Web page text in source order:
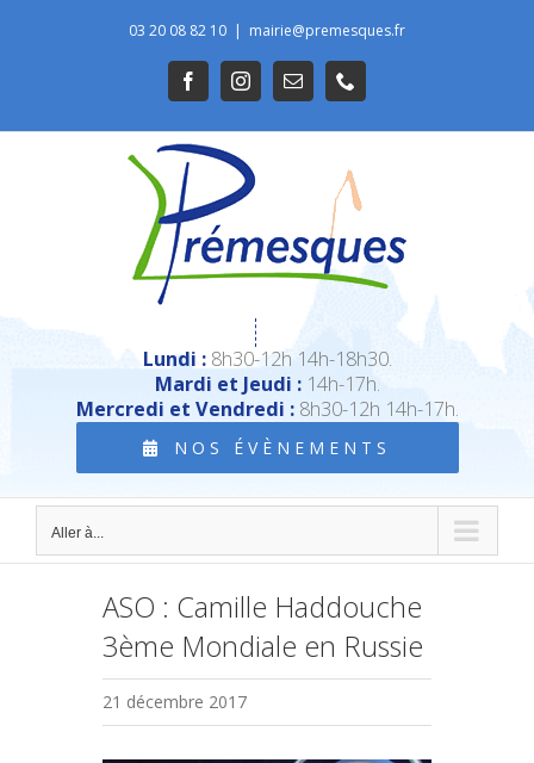
03 20 08 82 10 | mairie@premesques.fr
FacebookInstagramEmail
Lundi :8h30-12h 14h-18h30.
Mardi et Jeudi :14h-17h.
Mercredi et Vendredi :8h30-12h 14h-17h.
NOS ÉVÈNEMENTS
Aller à...
ASO : Camille Haddouche
3ème Mondiale en Russie
21 décembre 2017